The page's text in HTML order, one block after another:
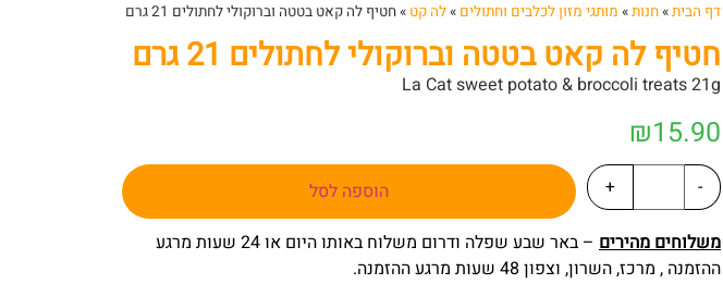
דף הבית»חנות» מותגי מזון לכלבים וחתולים »לה קט »חטיף לה קאט בטטה וברוקולי לחתולים 21 גרם
חטיף לה קאט בטטה וברוקולי לחתולים 21 גרם
La Cat sweet potato & broccoli treats 21g
₪15.90
-
+
הוספה לסל
משלוחים מהירים
– באר שבע שפלה ודרום משלוח באותו היום או 24 שעות מרגע
ההזמנה , מרכז, השרון, וצפון 48 שעות מרגע ההזמנה.